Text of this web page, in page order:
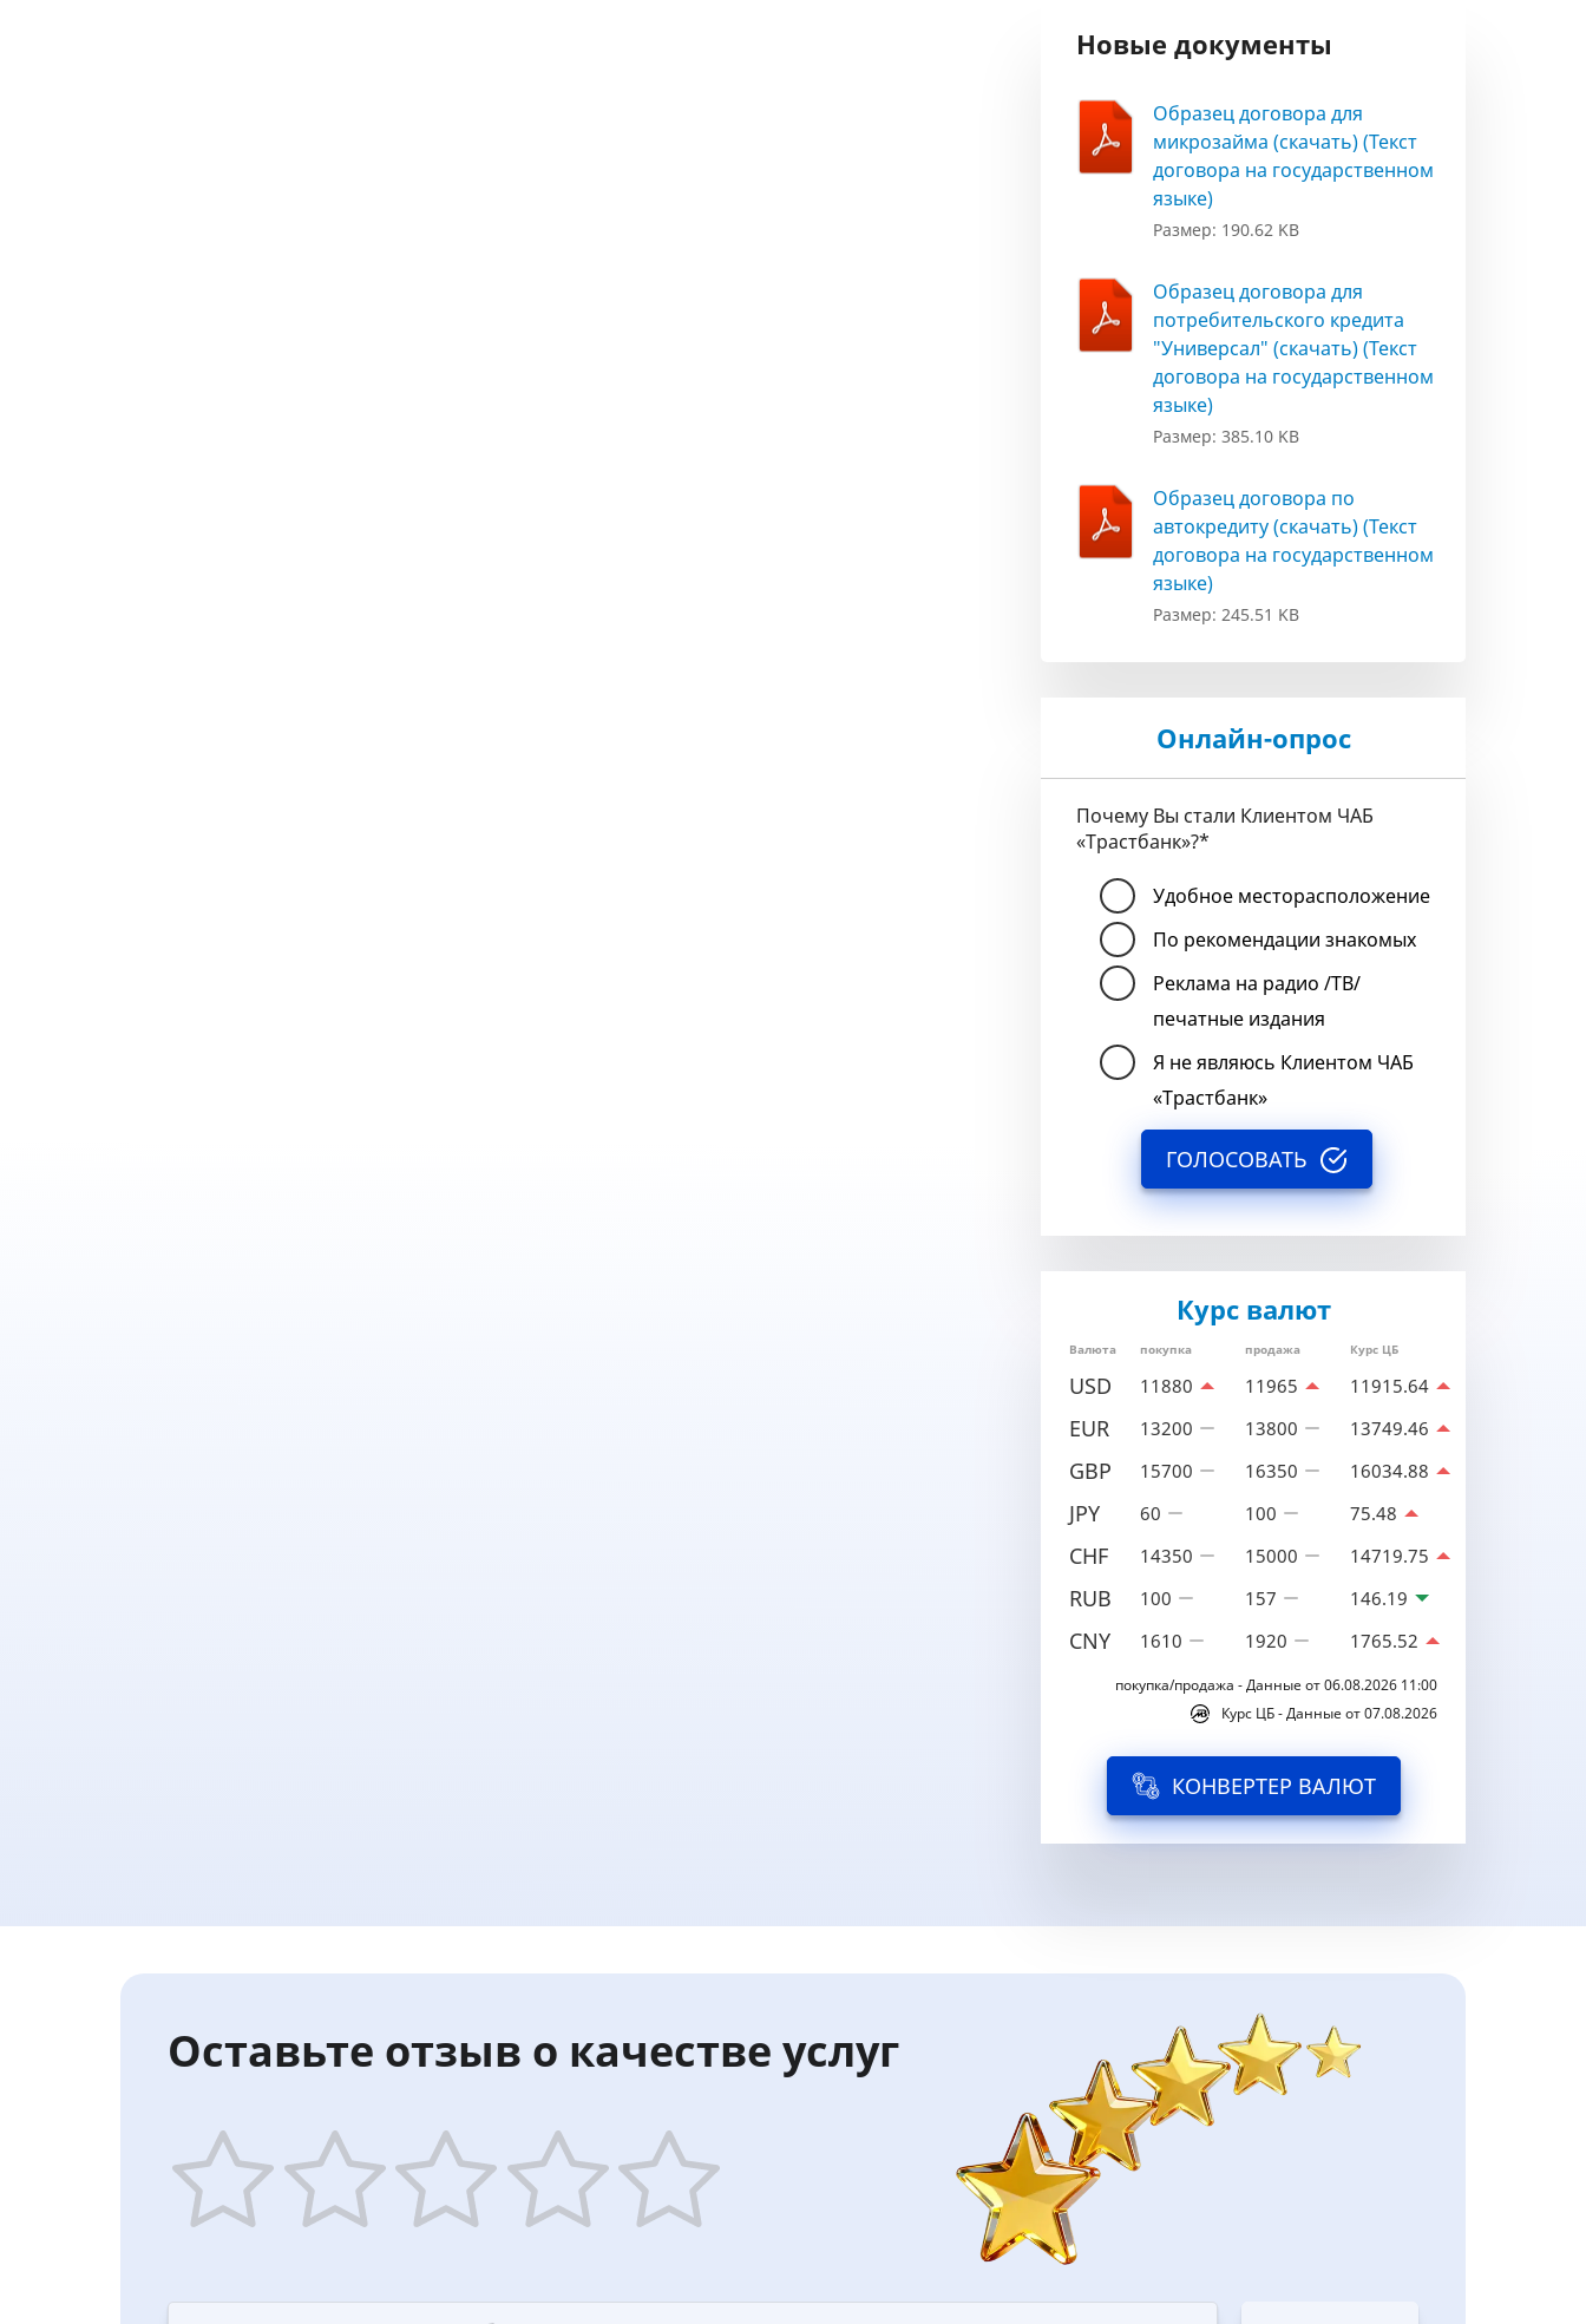
Новые документы
Образец договора для
микрозайма (скачать) (Текст
договора на государственном
языке)
Размер: 190.62 KB
Образец договора для
потребительского кредита
"Универсал" (скачать) (Текст
договора на государственном
языке)
Размер: 385.10 KB
Образец договора по
автокредиту (скачать) (Текст
договора на государственном
языке)
Размер: 245.51 KB
Онлайн-опрос
Почему Вы стали Клиентом ЧАБ
«Трастбанк»?*
Удобное месторасположение
По рекомендации знакомых
Реклама на радио /ТВ/
печатные издания
Я не являюсь Клиентом ЧАБ
«Трастбанк»
ГОЛОСОВАТЬ
Курс валют
Валюта покупка продажа Курс ЦБ
USD 11880 11965 11915.64
EUR 13200 13800 13749.46
GBP 15700 16350 16034.88
JPY 60 100 75.48
CHF 14350 15000 14719.75
RUB 100 157 146.19
CNY 1610 1920 1765.52
покупка/продажа - Данные от 06.08.2026 11:00
Курс ЦБ - Данные от 07.08.2026
КОНВЕРТЕР ВАЛЮТ
Оставьте отзыв о качестве услуг